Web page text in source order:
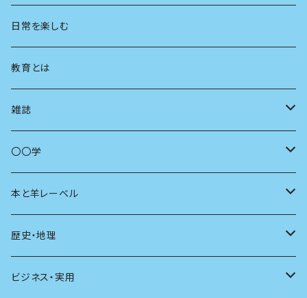
地方
まちづくり
コミュニティ
商いとは
思想
日常を楽しむ
教育とは
雑誌
母の友
ユリイカ
現代思想
新潮
〇〇学
動物
自然
科学
本と羊レーベル
電子版（EPub）
電子版（PDF）
歴史・地理
歴史
ビジネス・実用